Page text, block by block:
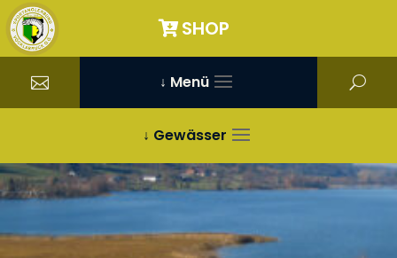
SHOP
↓ Menü
↓ Gewässer